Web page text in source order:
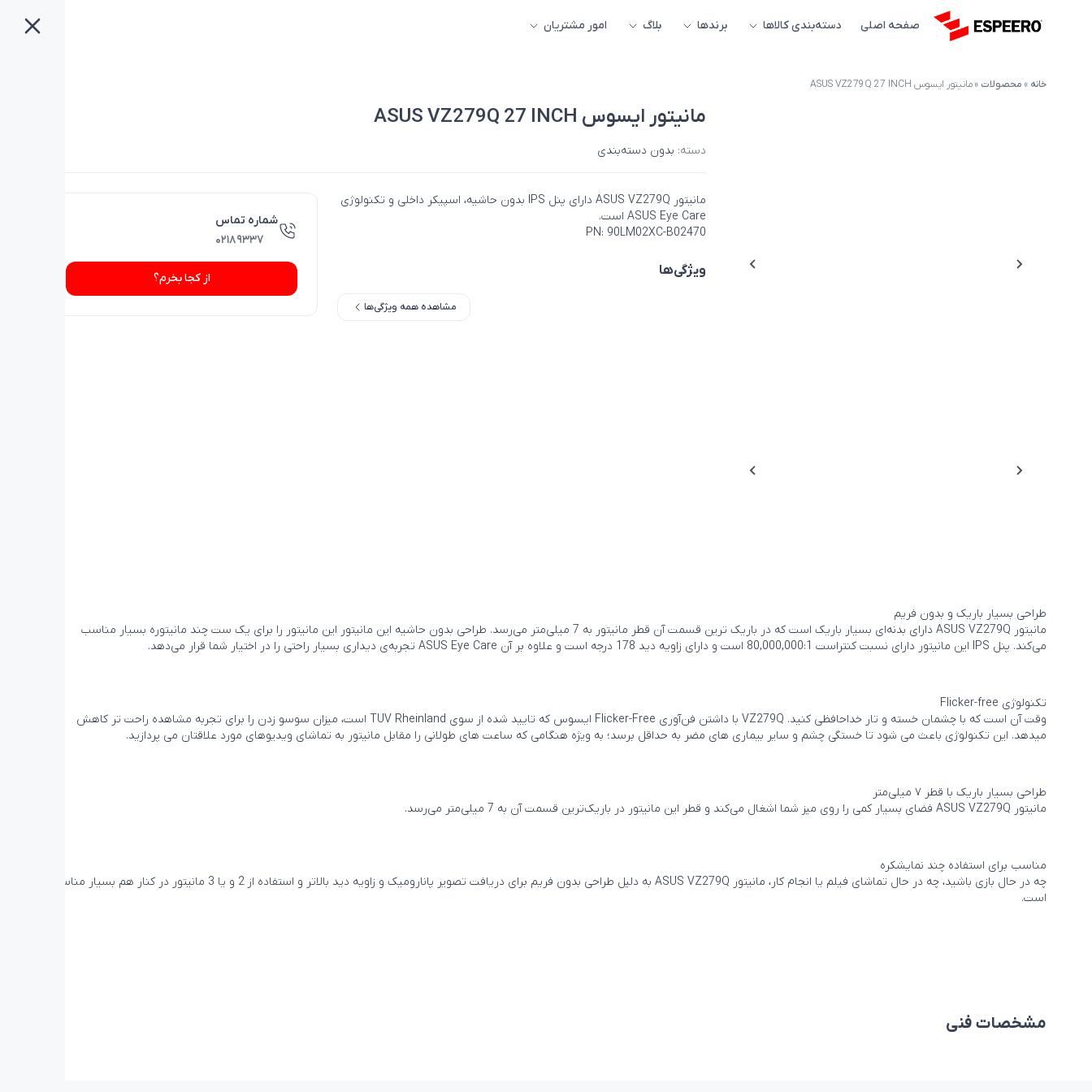
صفحه اصلی دسته‌بندی کالاها برندها بلاگ امور مشتریان
خانه » محصولات»مانیتور ایسوس ASUS VZ279Q 27 INCH
مانیتور ایسوس ASUS VZ279Q 27 INCH
دسته: بدون دسته‌بندی
مانیتور ASUS VZ279Q دارای پنل IPS بدون حاشیه، اسپیکر داخلی و تکنولوژی
ASUS Eye Care است.
PN: 90LM02XC-B02470
ویژگی‌ها
مشاهده همه ویژگی‌ها
شماره تماس
۰۲۱۸۹۳۳۷
از کجا بخرم؟
طراحی بسیار باریک و بدون فریم
مانیتور ASUS VZ279Q دارای بدنه‌ای بسیار باریک است که در باریک ترین قسمت آن قطر مانیتور به 7 میلی‌متر می‌رسد. طراحی بدون حاشیه این مانیتور این مانیتور را برای یک ست چند مانیتوره بسیار مناسب
می‌کند. پنل IPS این مانیتور دارای نسبت کنتراست 80,000,000:1 است و دارای زاویه دید 178 درجه است و علاوه بر آن ASUS Eye Care تجربه‌ی دیداری بسیار راحتی را در اختیار شما قرار می‌دهد.
تکنولوژی Flicker-free
وقت آن است که با چشمان خسته و تار خداحافظی کنید. VZ279Q با داشتن فن‌آوری Flicker-Free ایسوس که تایید شده از سوی TUV Rheinland است، میزان سوسو زدن را برای تجربه مشاهده راحت تر کاهش
میدهد. این تکنولوژی باعث می شود تا خستگی چشم و سایر بیماری های مضر به حداقل برسد؛ به ویژه هنگامی که ساعت های طولانی را مقابل مانیتور به تماشای ویدیوهای مورد علاقتان می پردازید.
طراحی بسیار باریک با قطر ۷ میلی‌متر
مانیتور ASUS VZ279Q فضای بسیار کمی را روی میز شما اشغال می‌کند و قطر این مانیتور در باریک‌ترین قسمت آن به 7 میلی‌متر می‌رسد.
مناسب برای استفاده چند نمایشکره
چه در حال بازی باشید، چه در حال تماشای فیلم یا انجام کار، مانیتور ASUS VZ279Q به دلیل طراحی بدون فریم برای دریافت تصویر پانارومیک و زاویه دید بالاتر و استفاده از 2 و یا 3 مانیتور در کنار هم بسیار مناسب
است.
مشخصات فنی